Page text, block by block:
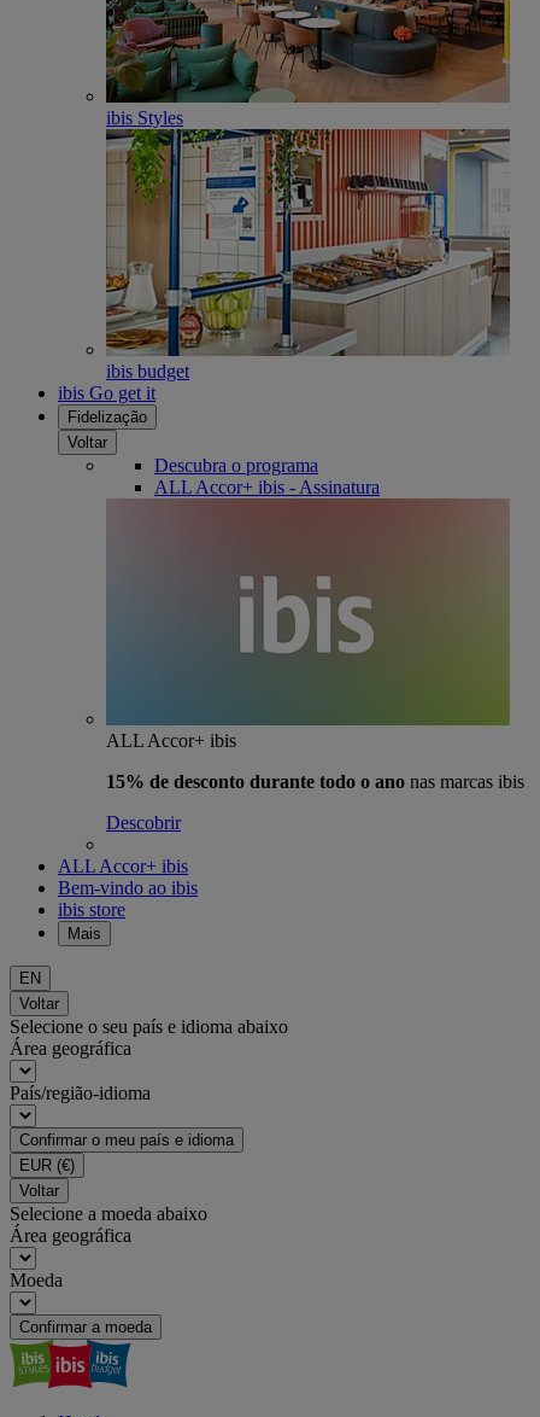
ibis Styles
ibis budget
ibis Go get it
Fidelização
Voltar
Descubra o programa
ALL Accor+ ibis - Assinatura
ALL Accor+ ibis
15% de desconto durante todo o ano nas marcas ibis
Descobrir
ALL Accor+ ibis
Bem-vindo ao ibis
ibis store
Mais
EN
Voltar
Selecione o seu país e idioma abaixo
Área geográfica
País/região-idioma
Confirmar o meu país e idioma
EUR (€)
Voltar
Selecione a moeda abaixo
Área geográfica
Moeda
Confirmar a moeda